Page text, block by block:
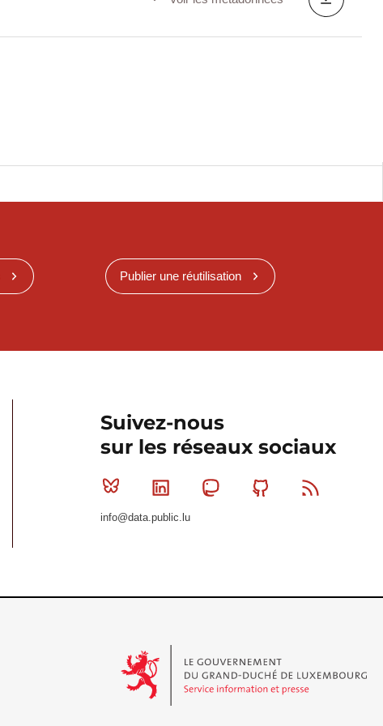
Publier une réutilisation
Suivez-nous
sur les réseaux sociaux
Bluesky Linkedin MastodonGithub
info@data.public.lu